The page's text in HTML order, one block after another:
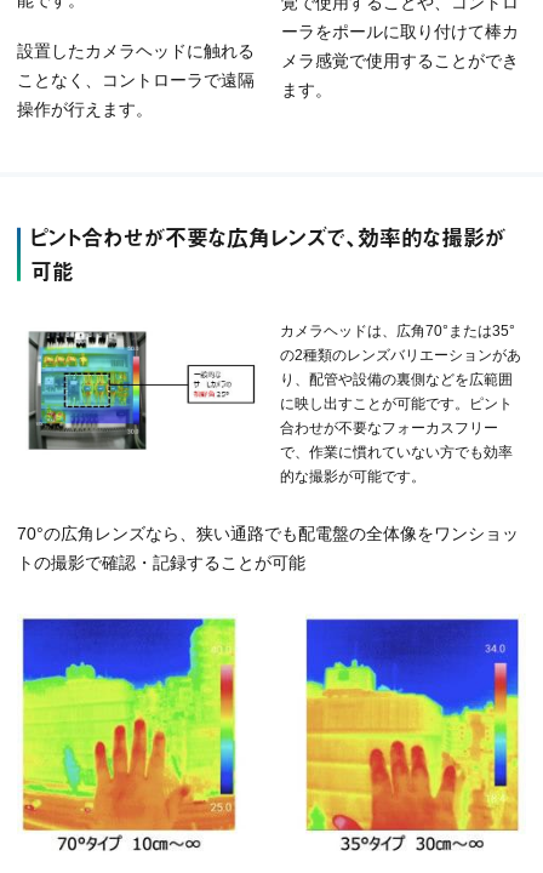
設置したカメラヘッドに触れる
ことなく、コントローラで遠隔
操作が行えます。
ーラをポールに取り付けて棒カ
メラ感覚で使用することができ
ます。
ピント合わせが不要な広角レンズで、効率的な撮影が
可能
カメラヘッドは、広角70°または35°
の2種類のレンズバリエーションがあ
り、配管や設備の裏側などを広範囲
に映し出すことが可能です。ピント
合わせが不要なフォーカスフリー
で、作業に慣れていない方でも効率
的な撮影が可能です。
70°の広角レンズなら、狭い通路でも配電盤の全体像をワンショッ
トの撮影で確認・記録することが可能